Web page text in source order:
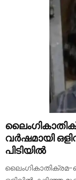
വർഷമായി
പിടിയിൽ